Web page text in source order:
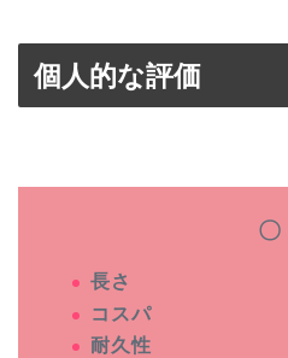
個人的な評価
〇
長さ
コスパ
耐久性